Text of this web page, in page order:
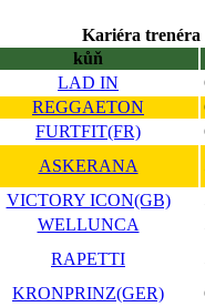
Kariéra trenéra
kůň
LAD IN
REGGAETON
FURTFIT(FR)
ASKERANA
VICTORY ICON(GB)
WELLUNCA
RAPETTI
KRONPRINZ(GER)